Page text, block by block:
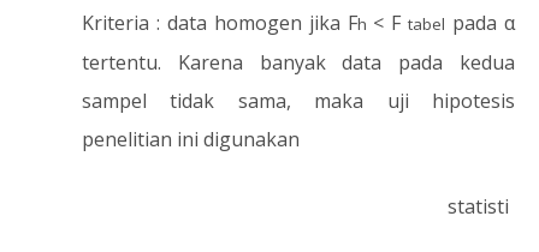
Kriteria : data homogen jika Fh < Ftabel pada α
tertentu. Karena banyak data pada kedua
sampel tidak sama, maka uji hipotesis
penelitian ini digunakan
statisti